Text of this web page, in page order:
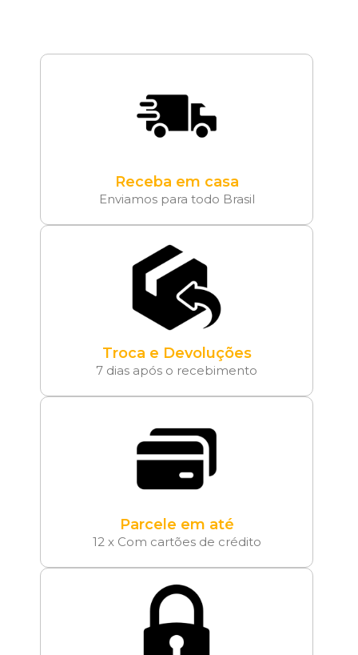
Receba em casa
Enviamos para todo Brasil
Troca e Devoluções
7 dias após o recebimento
Parcele em até
12 x Com cartões de crédito